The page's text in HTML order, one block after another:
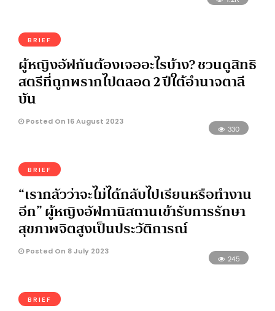
BRIEF
ผู้หญิงอัฟกันต้องเจออะไรบ้าง? ชวนดูสิทธิ
สตรีที่ถูกพรากไปตลอด 2 ปีใต้อำนาจตาลี
บัน
Posted On 16 August 2023
330
BRIEF
“เรากลัวว่าจะไม่ได้กลับไปเรียนหรือทำงาน
อีก” ผู้หญิงอัฟกานิสถานเข้ารับการรักษา
สุขภาพจิตสูงเป็นประวัติการณ์
Posted On 8 July 2023
245
BRIEF